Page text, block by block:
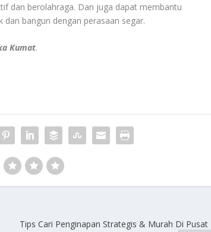
dan berolahraga. Dan juga dapat membantu
bangun dengan perasaan segar.
Kumat.
Tips Cari Penginapan Strategis & Murah Di